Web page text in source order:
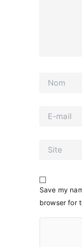
mail
Save my
browser for